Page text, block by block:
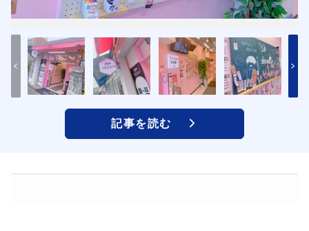
記事を読む